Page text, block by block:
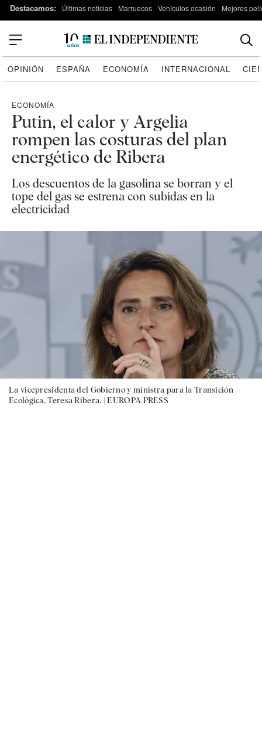
Destacamos: Últimas noticias Marruecos Vehículos ocasión Mejores
OPINIÓN ESPAÑA ECONOMÍA INTERNACIONAL
ECONOMÍA
Putin, el calor y Argelia
rompen las costuras del plan
energético de Ribera
Los descuentos de la gasolina se borran y el
tope del gas se estrena con subidas en la
electricidad
La vicepresidenta del Gobierno y ministra para la Transición
Ecológica, Teresa Ribera. |EUROPA PRESS